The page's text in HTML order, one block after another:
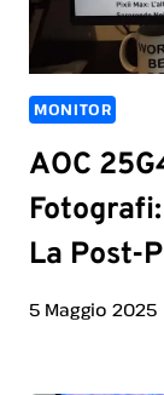
MONITOR
AOC
La Post-
5 Maggio 2025